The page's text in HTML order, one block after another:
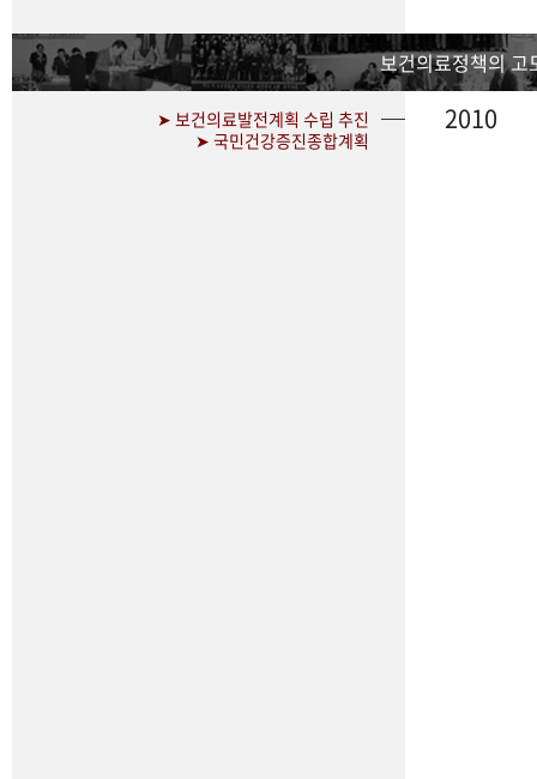
보건의료정책의 고
➤ 보건의료발전계획 수립 추진
➤ 국민건강증진종합계획
2010